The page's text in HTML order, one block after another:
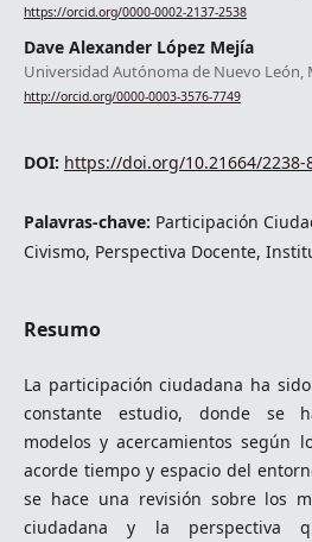
https://orcid.org/0000-0002-2137-2538
Dave Alexander López Mejía
Universidad Autónoma de Nuevo León,
http://orcid.org/0000-0003-3576-7749
DOI: https://doi.org/10.21664/2238-
Palavras-chave: Participación
Civismo, Perspectiva Docente,
Resumo
La participación ciudadana ha
constante estudio, donde se
modelos y acercamientos según
acorde tiempo y espacio del
se hace una revisión sobre los
ciudadana y la perspectiva